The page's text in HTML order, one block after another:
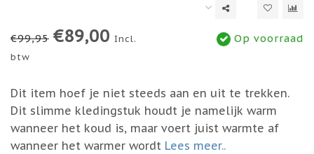
€99,95 €89,00 Incl.
btw
Op voorraad
Dit item hoef je niet steeds aan en uit te trekken.
Dit slimme kledingstuk houdt je namelijk warm
wanneer het koud is, maar voert juist warmte af
wanneer het warmer wordt Lees meer..